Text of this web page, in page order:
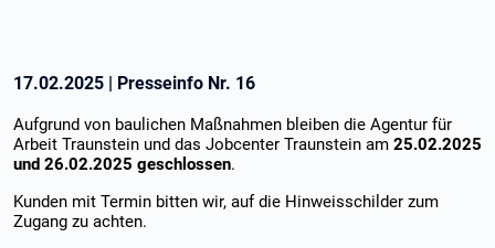
17.02.2025 | Presseinfo Nr. 16
Aufgrund von baulichen Maßnahmen bleiben die Agentur für
Arbeit Traunstein und das Jobcenter Traunstein am 25.02.2025
und 26.02.2025 geschlossen.
Kunden mit Termin bitten wir, auf die Hinweisschilder zum
Zugang zu achten.